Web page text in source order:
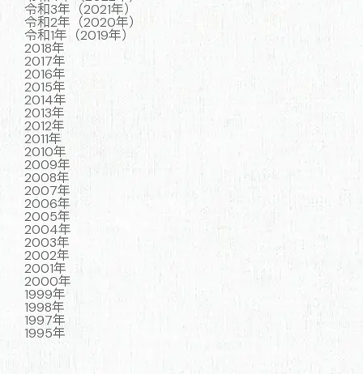
令和3年（2021年）
令和2年（2020年）
令和1年（2019年）
2018年
2017年
2016年
2015年
2014年
2013年
2012年
2011年
2010年
2009年
2008年
2007年
2006年
2005年
2004年
2003年
2002年
2001年
2000年
1999年
1998年
1997年
1995年